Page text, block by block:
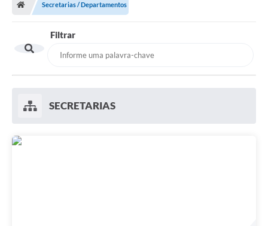
Secretarias / Departamentos
Filtrar
SECRETARIAS